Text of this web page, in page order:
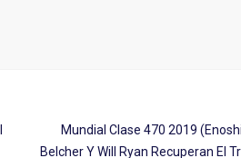
Mundial Clase 470 2019
Belcher Y Will Ryan Recuperan El